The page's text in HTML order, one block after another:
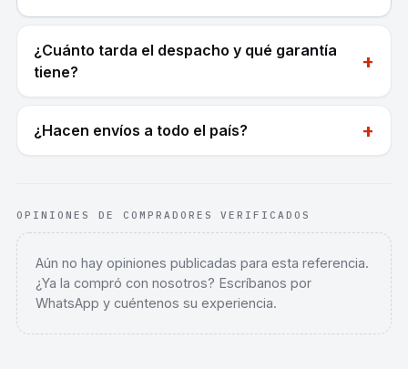
¿Cuánto tarda el despacho y qué garantía
tiene?
+
¿Hacen envíos a todo el país? +
OPINIONES DE COMPRADORES VERIFICADOS
Aún no hay opiniones publicadas para esta referencia.
¿Ya la compró con nosotros? Escríbanos por
WhatsApp y cuéntenos su experiencia.